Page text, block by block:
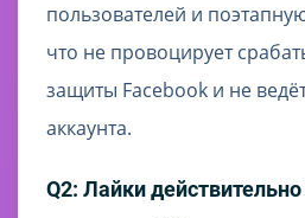
пользователей и
что не провоцирует
защиты Facebook и не
аккаунта.
Q2: Лайки